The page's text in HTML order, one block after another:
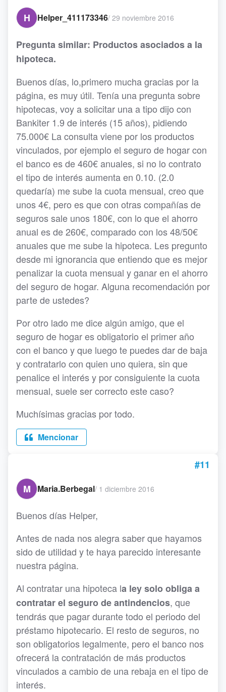
H
Helper_411173346/ 29 noviembre 2016
Pregunta similar: Productos asociados a la
hipoteca.
Buenos días, lo,primero mucha gracias por la
página, es muy útil. Tenía una pregunta sobre
hipotecas, voy a solicitar una a tipo dijo con
Bankiter 1.9 de interés (15 años), pidiendo
75.000€ La consulta viene por los productos
vinculados, por ejemplo el seguro de hogar con
el banco es de 460€ anuales, si no lo contrato
el tipo de interés aumenta en 0.10. (2.0
quedaría) me sube la cuota mensual, creo que
unos 4€, pero es que con otras compañías de
seguros sale unos 180€, con lo que el ahorro
anual es de 260€, comparado con los 48/50€
anuales que me sube la hipoteca. Les pregunto
desde mi ignorancia que entiendo que es mejor
penalizar la cuota mensual y ganar en el ahorro
del seguro de hogar. Alguna recomendación por
parte de ustedes?
Por otro lado me dice algún amigo, que el
seguro de hogar es obligatorio el primer año
con el banco y que luego te puedes dar de baja
y contratarlo con quien uno quiera, sin que
penalice el interés y por consiguiente la cuota
mensual, suele ser correcto este caso?
Muchísimas gracias por todo.
Mencionar
#11
M
Maria.Berbegal/ 1 diciembre 2016
Buenos días Helper,
Antes de nada nos alegra saber que hayamos
sido de utilidad y te haya parecido interesante
nuestra página.
Al contratar una hipoteca la ley solo obliga a
contratar el seguro de antindencios, que
tendrás que pagar durante todo el periodo del
préstamo hipotecario. El resto de seguros, no
son obligatorios legalmente, pero el banco nos
ofrecerá la contratación de más productos
vinculados a cambio de una rebaja en el tipo de
interés.